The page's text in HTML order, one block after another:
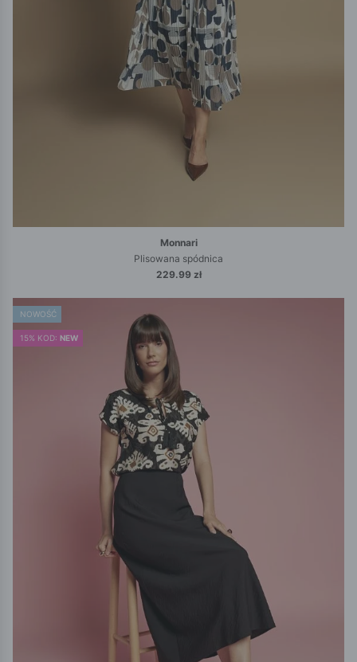
Monnari
Plisowana spódnica
229.99 zł
NOWOŚĆ
15% KOD: NEW